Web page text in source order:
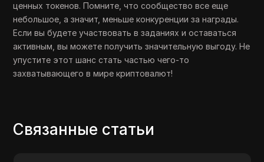
ценных токенов. Помните, что сообщество все еще
небольшое, а значит, меньше конкуренции за награды.
Если вы будете участвовать в заданиях и оставаться
активным, вы можете получить значительную выгоду. Не
упустите этот шанс стать частью чего-то
захватывающего в мире криптовалют!
Связанные статьи